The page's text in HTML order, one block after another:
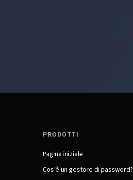
PRODOTTI
Pagina iniziale
Cos’è un gestore di password?